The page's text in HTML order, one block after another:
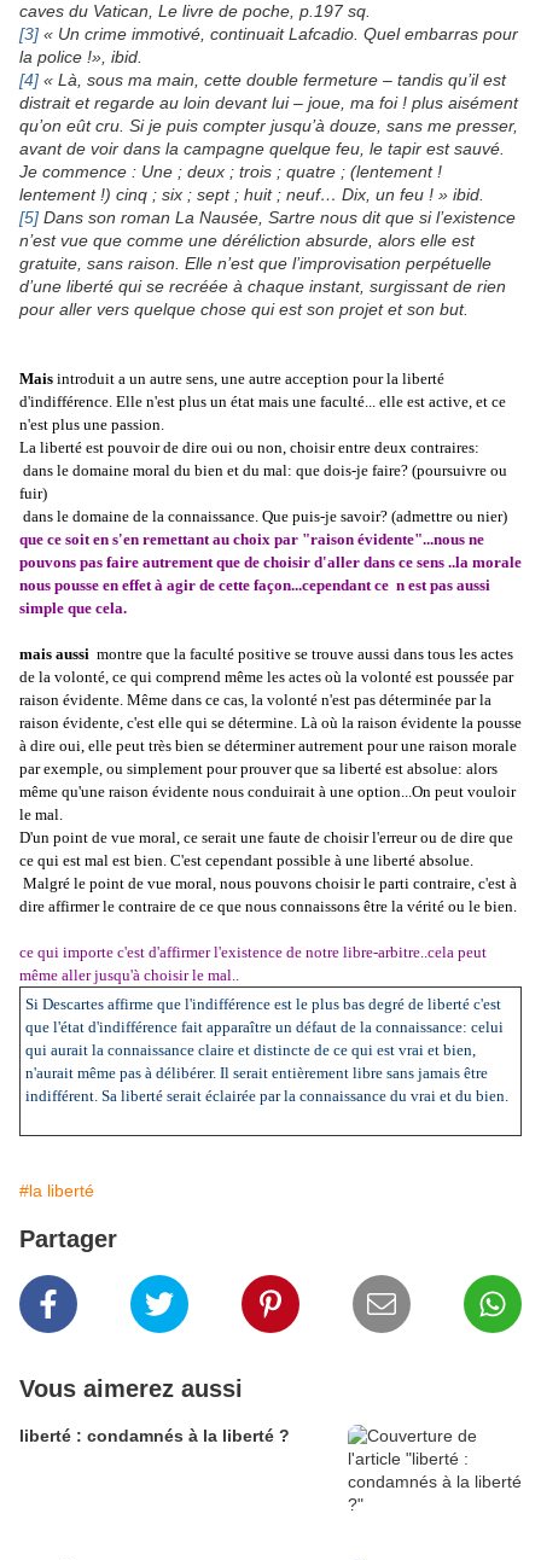
caves du Vatican, Le livre de poche, p.197 sq.
[3] « Un crime immotivé, continuait Lafcadio. Quel embarras pour
la police !», ibid.
[4] « Là, sous ma main, cette double fermeture – tandis qu’il est
distrait et regarde au loin devant lui – joue, ma foi ! plus aisément
qu’on eût cru. Si je puis compter jusqu’à douze, sans me presser,
avant de voir dans la campagne quelque feu, le tapir est sauvé.
Je commence : Une ; deux ; trois ; quatre ; (lentement !
lentement !) cinq ; six ; sept ; huit ; neuf… Dix, un feu ! » ibid.
[5] Dans son roman La Nausée, Sartre nous dit que si l’existence
n’est vue que comme une déréliction absurde, alors elle est
gratuite, sans raison. Elle n’est que l’improvisation perpétuelle
d’une liberté qui se recréée à chaque instant, surgissant de rien
pour aller vers quelque chose qui est son projet et son but.
Mais introduit a un autre sens, une autre acception pour la liberté
d'indifférence. Elle n'est plus un état mais une faculté... elle est active, et ce
n'est plus une passion.
La liberté est pouvoir de dire oui ou non, choisir entre deux contraires:
dans le domaine moral du bien et du mal: que dois-je faire? (poursuivre ou
fuir)
dans le domaine de la connaissance. Que puis-je savoir? (admettre ou nier)
que ce soit en s'en remettant au choix par "raison évidente"...nous ne
pouvons pas faire autrement que de choisir d'aller dans ce sens ..la morale
nous pousse en effet à agir de cette façon...cependant ce n est pas aussi
simple que cela.
mais aussi montre que la faculté positive se trouve aussi dans tous les actes
de la volonté, ce qui comprend même les actes où la volonté est poussée par
raison évidente. Même dans ce cas, la volonté n'est pas déterminée par la
raison évidente, c'est elle qui se détermine. Là où la raison évidente la pousse
à dire oui, elle peut très bien se déterminer autrement pour une raison morale
par exemple, ou simplement pour prouver que sa liberté est absolue: alors
même qu'une raison évidente nous conduirait à une option...On peut vouloir
le mal.
D'un point de vue moral, ce serait une faute de choisir l'erreur ou de dire que
ce qui est mal est bien. C'est cependant possible à une liberté absolue.
Malgré le point de vue moral, nous pouvons choisir le parti contraire, c'est à
dire affirmer le contraire de ce que nous connaissons être la vérité ou le bien.
ce qui importe c'est d'affirmer l'existence de notre libre-arbitre..cela peut
même aller jusqu'à choisir le mal..
Si Descartes affirme que l'indifférence est le plus bas degré de liberté c'est
que l'état d'indifférence fait apparaître un défaut de la connaissance: celui
qui aurait la connaissance claire et distincte de ce qui est vrai et bien,
n'aurait même pas à délibérer. Il serait entièrement libre sans jamais être
indifférent. Sa liberté serait éclairée par la connaissance du vrai et du bien.
#la liberté
Partager
Vous aimerez aussi
liberté : condamnés à la liberté ?